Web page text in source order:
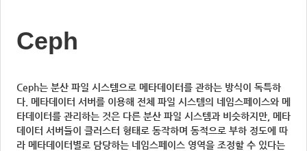
Ceph
Ceph는 분산 파일 시스템으로 메타데이터를 관하는 방식이 독특하
다. 메타데이터 서버를 이용해 전체 파일 시스템의 네임스페이스와 메
타데이터를 관리하는 것은 다른 분산 파일 시스템과 비슷하지만, 메타
데이터 서버들이 클러스터 형태로 동작하며 동적으로 부하 정도에 따
라 메타데이터별로 담당하는 네임스페이스 영역을 조정할 수 있다는